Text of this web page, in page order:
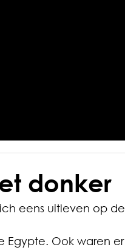
donker
eens uitleven op de
Egypte. Ook waren er